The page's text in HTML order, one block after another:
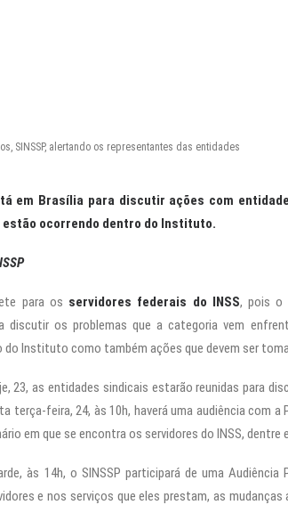
SINSSP, alertando os representantes das entidades
em Brasília para discutir ações com
estão ocorrendo dentro do Instituto.
para os servidores federais do INSS, pois o
discutir os problemas que a categoria vem
Instituto como também ações que devem ser
23, as entidades sindicais estarão reunidas para
terça-feira, 24, às 10h, haverá uma audiência com a
em que se encontra os servidores do INSS, dentre
às 14h, o SINSSP participará de uma Audiência
e nos serviços que eles prestam, as